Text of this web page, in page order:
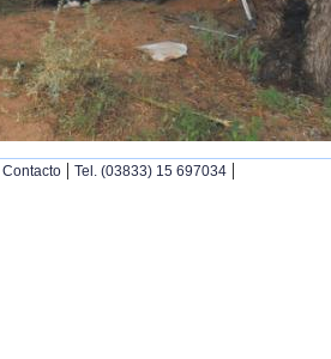
Contacto | Tel. (03833) 15 697034 |